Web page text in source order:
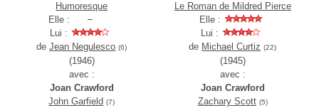
Humoresque
Elle :
Lui :
deJean Negulesco (6)
(1946)
avec :
Joan Crawford
John Garfield (7)
Le Roman de Mildred Pierce
Elle :
Lui :
de Michael Curtiz (22)
(1945)
avec :
Joan Crawford
Zachary Scott (5)